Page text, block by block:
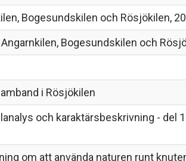
Bogesundskilen och Rösjökilen,
Bogesundskilen och
i Rösjökilen
och karaktärsbeskrivning - del 1
om att använda naturen runt